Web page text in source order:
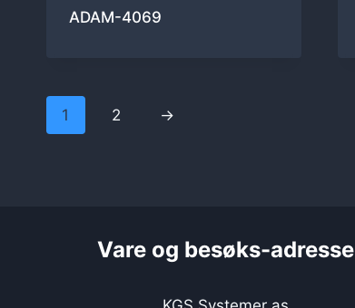
ADAM-4069
1 2 →
Vare og besøks-adresse